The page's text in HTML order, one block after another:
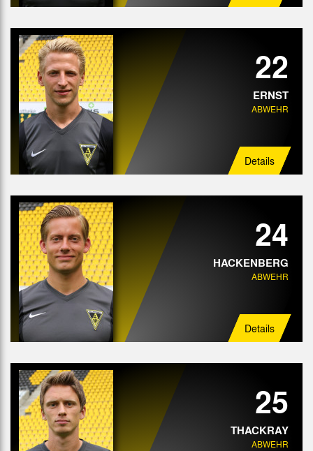
22
ERNST
ABWEHR
Details
24
HACKENBERG
ABWEHR
Details
25
THACKRAY
ABWEHR